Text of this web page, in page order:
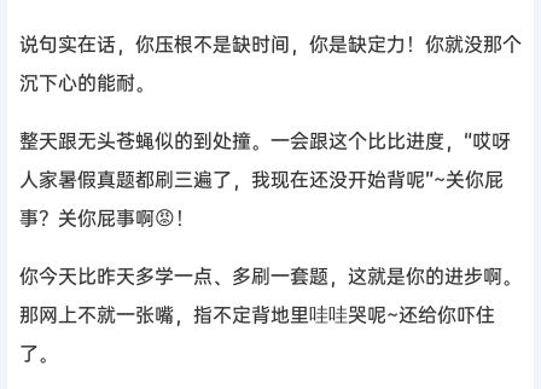
说句实在话，你压根不是缺时间，你是缺定力！你就没那个
沉下心的能耐。
整天跟无头苍蝇似的到处撞。一会跟这个比比进度，“哎呀
人家暑假真题都刷三遍了，我现在还没开始背呢”~关你屁
事？关你屁事啊😡！
你今天比昨天多学一点、多刷一套题，这就是你的进步啊。
那网上不就一张嘴，指不定背地里哇哇哭呢~还给你吓住
了。